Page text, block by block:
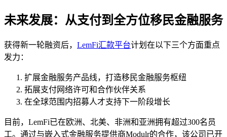
未来发展：从支付到全方位移民金融服务
获得新一轮融资后， LemFi汇款平台计划在以下三个方面重点
发力：
扩展金融服务产品线，打造移民金融服务枢纽
拓展支付网络许可和合作伙伴关系
在全球范围内招募人才支持下一阶段增长
目前，LemFi已在欧洲、北美、非洲和亚洲拥有超过300名员
工。通过与嵌入式金融服务提供商Modulr的合作，该公司已开